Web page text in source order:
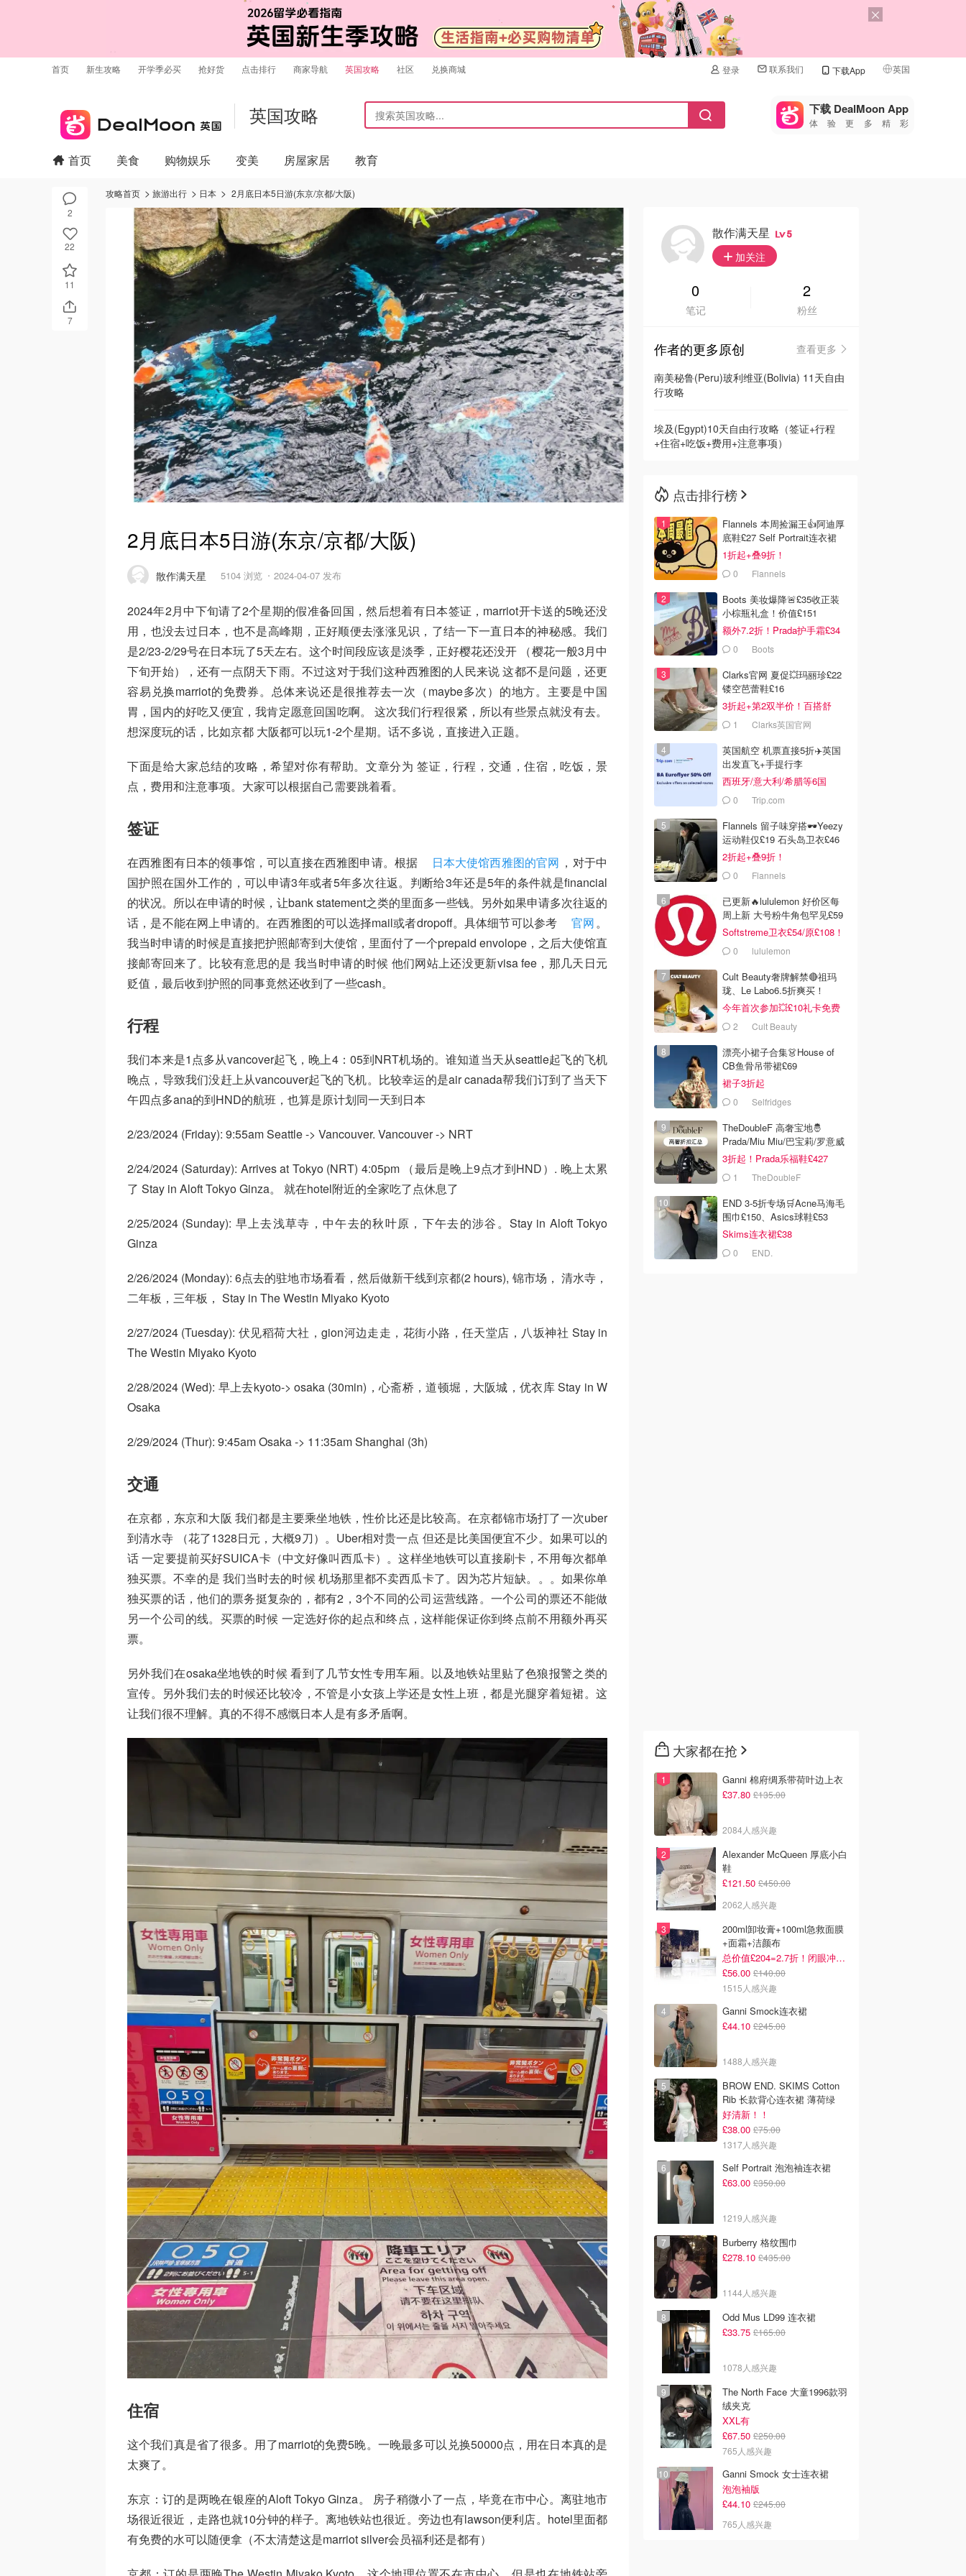
首页 新生攻略 开学季必买 抢好货 点击排行 商家导航 英国攻略 社区 兑换商城 登录 联系我们 下载App 英国
🇺🇸
🇨🇳 中国
🇦🇺
🇳🇿新西兰
英国攻略 下载 DealMoon App
体验更多精彩
2
22
11
7
首页 美食 购物娱乐 变美 房屋家居 教育
攻略首页 旅游出行 日本 2月底日本5日游(东京/京都/大阪)
2月底日本5日游(东京/京都/大阪)
散作满天星 5104 浏览 2024-04-07 发布
2024年2月中下旬请了2个星期的假准备回国，然后想着有日本签证，marriot开卡送的5晚还没
用，也没去过日本，也不是高峰期，正好顺便去涨涨见识，了结一下一直日本的神秘感。我们
是2/23-2/29号在日本玩了5天左右。这个时间段应该是淡季，正好樱花还没开 （樱花一般3月中
下旬开始），还有一点阴天下雨。不过这对于我们这种西雅图的人民来说 这都不是问题，还更
容易兑换marriot的免费券。总体来说还是很推荐去一次（maybe多次）的地方。主要是中国
胃，国内的好吃又便宜，我肯定愿意回国吃啊。 这次我们行程很紧，所以有些景点就没有去。
想深度玩的话，比如京都 大阪都可以玩1-2个星期。话不多说，直接进入正题。
下面是给大家总结的攻略，希望对你有帮助。文章分为 签证，行程，交通，住宿，吃饭，景
点，费用和注意事项。大家可以根据自己需要跳着看。
签证
在西雅图有日本的领事馆，可以直接在西雅图申请。根据 日本大使馆西雅图的官网 ，对于中
国护照在国外工作的，可以申请3年或者5年多次往返。判断给3年还是5年的条件就是financial
的状况。所以在申请的时候，让bank statement之类的里面多一些钱。另外如果申请多次往返的
话，是不能在网上申请的。在西雅图的可以选择mail或者dropoff。具体细节可以参考
官网。
我当时申请的时候是直接把护照邮寄到大使馆，里面付了一个prepaid envolope，之后大使馆直
接邮寄回来了。比较有意思的是 我当时申请的时候 他们网站上还没更新visa fee，那几天日元
贬值，最后收到护照的同事竟然还收到了一些cash。
行程
我们本来是1点多从vancover起飞，晚上4：05到NRT机场的。谁知道当天从seattle起飞的飞机
晚点，导致我们没赶上从vancouver起飞的飞机。比较幸运的是air canada帮我们订到了当天下
午四点多ana的到HND的航班，也算是原计划同一天到日本
2/23/2024 (Friday): 9:55am Seattle -> Vancouver. Vancouver -> NRT
2/24/2024 (Saturday): Arrives at Tokyo (NRT) 4:05pm （最后是晚上9点才到HND）. 晚上太累
了 Stay in Aloft Tokyo Ginza。 就在hotel附近的全家吃了点休息了
2/25/2024 (Sunday): 早上去浅草寺，中午去的秋叶原，下午去的涉谷。Stay in Aloft Tokyo
Ginza
2/26/2024 (Monday): 6点去的驻地市场看看，然后做新干线到京都(2 hours), 锦市场， 清水寺，
二年板，三年板， Stay in The Westin Miyako Kyoto
2/27/2024 (Tuesday): 伏见稻荷大社，gion河边走走，花街小路，任天堂店，八坂神社 Stay in
The Westin Miyako Kyoto
2/28/2024 (Wed): 早上去kyoto-> osaka (30min)，心斋桥，道顿堀，大阪城，优衣库 Stay in W
Osaka
2/29/2024 (Thur): 9:45am Osaka -> 11:35am Shanghai (3h)
交通
在京都，东京和大阪 我们都是主要乘坐地铁，性价比还是比较高。在京都锦市场打了一次uber
到清水寺 （花了1328日元，大概9刀）。Uber相对贵一点 但还是比美国便宜不少。如果可以的
话 一定要提前买好SUICA卡（中文好像叫西瓜卡）。这样坐地铁可以直接刷卡，不用每次都单
独买票。不幸的是 我们当时去的时候 机场那里都不卖西瓜卡了。因为芯片短缺。。。如果你单
独买票的话，他们的票务挺复杂的，都有2，3个不同的公司运营线路。一个公司的票还不能做
另一个公司的线。买票的时候 一定选好你的起点和终点，这样能保证你到终点前不用额外再买
票。
另外我们在osaka坐地铁的时候 看到了几节女性专用车厢。以及地铁站里贴了色狼报警之类的
宣传。另外我们去的时候还比较冷，不管是小女孩上学还是女性上班，都是光腿穿着短裙。这
让我们很不理解。真的不得不感慨日本人是有多矛盾啊。
住宿
这个我们真是省了很多。用了marriot的免费5晚。一晚最多可以兑换50000点，用在日本真的是
太爽了。
东京：订的是两晚在银座的Aloft Tokyo Ginza。 房子稍微小了一点，毕竟在市中心。离驻地市
场很近很近，走路也就10分钟的样子。离地铁站也很近。旁边也有lawson便利店。hotel里面都
有免费的水可以随便拿（不太清楚这是marriot silver会员福利还是都有）
散作满天星 5
加关注
0
笔记
2
粉丝
作者的更多原创
查看更多
南美秘鲁(Peru)玻利维亚(Bolivia) 11天自由
行攻略
埃及(Egypt)10天自由行攻略（签证+行程
+住宿+吃饭+费用+注意事项）
点击排行榜
Flannels 本周捡漏王👍阿迪厚
底鞋£27 Self Portrait连衣裙
£63
1折起+叠9折！
0 Flannels
Boots 美妆爆降🚨£35收正装
小棕瓶礼盒！价值£151
额外7.2折！Prada护手霜£34
0 Boots
Clarks官网 夏促💥玛丽珍£22
镂空芭蕾鞋£16
3折起+第2双半价！百搭舒
服！1 Clarks英国官网
英国航空 机票直接5折✈️英国
出发直飞+手提行李
西班牙/意大利/希腊等6国
0 Trip.com
Flannels 留子味穿搭🕶️Yeezy
运动鞋仅£19 石头岛卫衣£46
2折起+叠9折！
0 Flannels
已更新🔥lululemon 好价区每
周上新 大号粉牛角包罕见£59
Softstreme卫衣£54/原£108！
0 lululemon
Cult Beauty奢牌解禁🔴祖玛
珑、Le Labo6.5折爽买！
今年首次参加💥£10礼卡免费
拿 2 Cult Beauty
漂亮小裙子合集👗House of
CB鱼骨吊带裙£69
裙子3折起
0 Selfridges
TheDoubleF 高奢宝地🤴
Prada/Miu Miu/巴宝莉/罗意威
3折起！Prada乐福鞋£427
1 TheDoubleF
END 3-5折专场🛒Acne马海毛
围巾£150、Asics球鞋£53
Skims连衣裙£38
0 END.
大家都在抢
Ganni 棉府绸系带荷叶边上衣
£37.80 £135.00
2084人感兴趣
Alexander McQueen 厚底小白
鞋
£121.50 £450.00
2062人感兴趣
200ml卸妆膏+100ml急救面膜
+面霜+洁颜布
总价值£204=2.7折！闭眼冲这套！
£56.00 £140.00
1515人感兴趣
Ganni Smock连衣裙
£44.10 £245.00
1488人感兴趣
BROW END. SKIMS Cotton
Rib 长款背心连衣裙 薄荷绿
好清新！！
£38.00 £75.00
1317人感兴趣
Self Portrait 泡泡袖连衣裙
£63.00 £350.00
1219人感兴趣
Burberry 格纹围巾
£278.10 £435.00
1144人感兴趣
Odd Mus LD99 连衣裙
£33.75 £165.00
1078人感兴趣
The North Face 大童1996款羽
绒夹克
XXL有
£67.50 £250.00
765人感兴趣
Ganni Smock 女士连衣裙
泡泡袖版
£44.10 £245.00
765人感兴趣